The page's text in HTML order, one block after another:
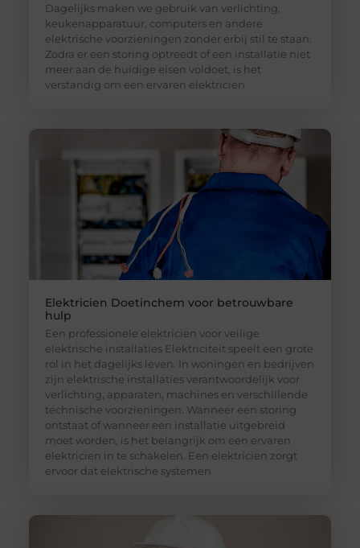
Dagelijks maken we gebruik van verlichting,
keukenapparatuur, computers en andere
elektrische voorzieningen zonder erbij stil te staan.
Zodra er een storing optreedt of een installatie niet
meer aan de huidige eisen voldoet, is het
verstandig om een ervaren elektricien
Elektricien Doetinchem voor betrouwbare
hulp
Een professionele elektricien voor veilige
elektrische installaties Elektriciteit speelt een grote
rol in het dagelijks leven. In woningen en bedrijven
zijn elektrische installaties verantwoordelijk voor
verlichting, apparaten, machines en verschillende
technische voorzieningen. Wanneer een storing
ontstaat of wanneer een installatie uitgebreid
moet worden, is het belangrijk om een ervaren
elektricien in te schakelen. Een elektricien zorgt
ervoor dat elektrische systemen